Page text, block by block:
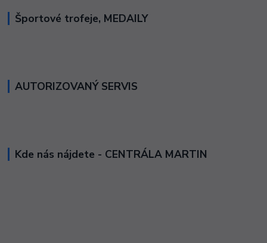
Športové trofeje, MEDAILY
AUTORIZOVANÝ SERVIS
Kde nás nájdete - CENTRÁLA MARTIN